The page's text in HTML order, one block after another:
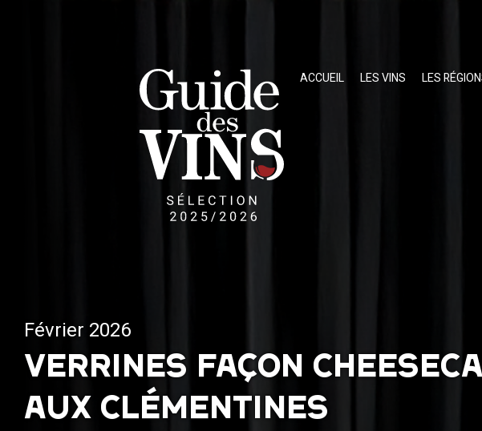
ACCUEIL LES VINS LES
Février 2026
VERRINES FAÇON
AUX CLÉMENTINES